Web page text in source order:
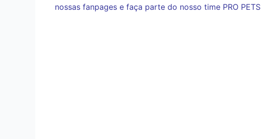
nossas fanpages e faça parte do nosso time PRO